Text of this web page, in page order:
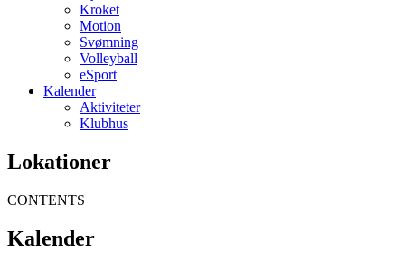
Kroket
Motion
Svømning
Volleyball
eSport
Kalender
Aktiviteter
Klubhus
Lokationer
CONTENTS
Kalender